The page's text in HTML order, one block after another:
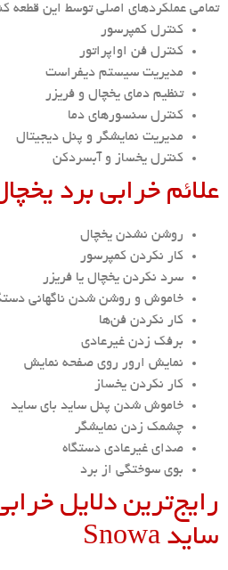
تمامی عملکردهای اصلی توسط این قطعه
کنترل کمپرسور
کنترل فن اواپراتور
مدیریت سیستم دیفراست
تنظیم دمای یخچال و فریزر
کنترل سنسورهای دما
مدیریت نمایشگر و پنل دیجیتال
کنترل یخساز و آبسردکن
علائم خرابی برد
روشن نشدن یخچال
کار نکردن کمپرسور
سرد نکردن یخچال یا فریزر
خاموش و روشن شدن ناگهانی
کار نکردن فن‌ها
برفک زدن غیرعادی
نمایش ارور روی صفحه نمایش
کار نکردن یخساز
خاموش شدن پنل ساید بای ساید
چشمک زدن نمایشگر
صدای غیرعادی دستگاه
بوی سوختگی از برد
رایج‌ترین دلایل
ساید Snowa